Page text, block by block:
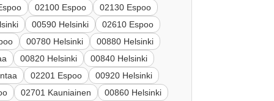
02100 Espoo
02130 Espoo
00590 Helsinki
02610 Espoo
00780 Helsinki
00880 Helsinki
00820 Helsinki
00840 Helsinki
02201 Espoo
00920 Helsinki
02701 Kauniainen 00860 Helsinki